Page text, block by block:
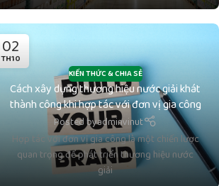
02
TH10
KIẾN THỨC & CHIA SẺ
Cách xây dựng thương hiệu nước giải khát
thành công khi hợp tác với đơn vị gia công
Posted byadminvinut
Hợp tác với đơn vị gia công là một chiến lược
quan trọng để phát triển thương hiệu nước
giải